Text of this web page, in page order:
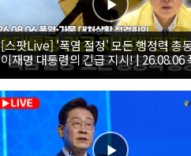
[스팟Live] '폭염 절정' 모든 행정력 총
이재명 대통령의 긴급 지시! | 26.08.06
가뭄 대처상황 점검회의